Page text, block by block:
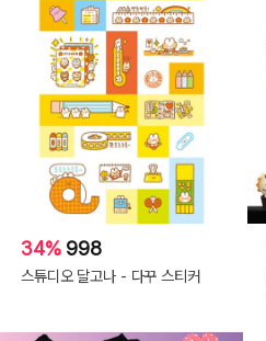
34% 998
스튜디오 달고나 - 다꾸 스티커